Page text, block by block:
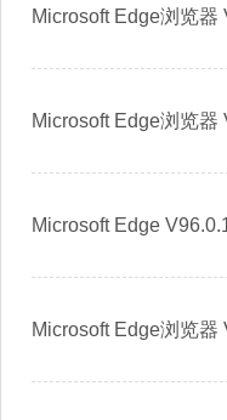
Microsoft Edge浏览器
Microsoft Edge浏览器
Microsoft Edge
Microsoft Edge浏览器